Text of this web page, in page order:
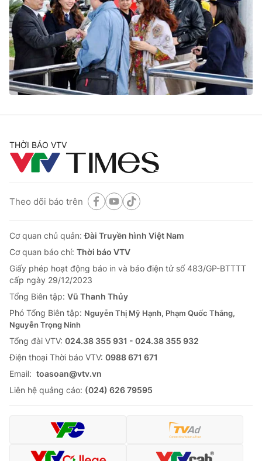
THỜI BÁO VTV
Theo dõi báo trên
Cơ quan chủ quản:Đài Truyền hình Việt Nam
Cơ quan báo chí: Thời báo VTV
Giấy phép hoạt động báo in và báo điện tử số 483/GP-BTTTT
cấp ngày 29/12/2023
Tổng Biên tập: Vũ Thanh Thủy
Phó Tổng Biên tập: Nguyễn Thị Mỹ Hạnh, Phạm Quốc Thắng,
Nguyễn Trọng Ninh
Tổng đài VTV: 024.38 355 931 - 024.38 355 932
Ðiện thoại Thời báo VTV: 0988 671 671
Email: toasoan@vtv.vn
Liên hệ quảng cáo: (024) 626 79595